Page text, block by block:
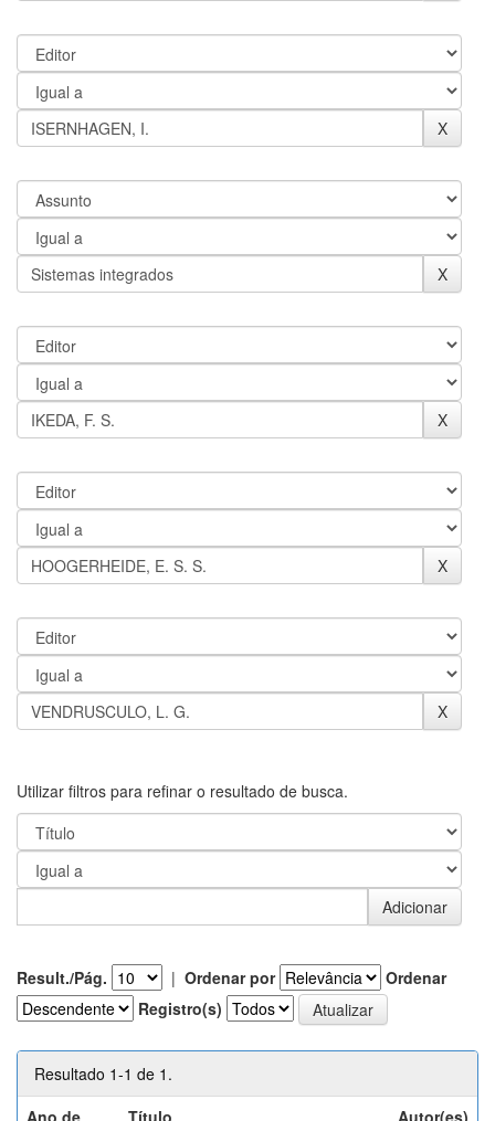
Utilizar filtros para refinar o resultado de busca.
Result./Pág. | Ordenar por
Ordenar
Registro(s)
Resultado 1-1 de 1.
Ano de
Título Autor(es)